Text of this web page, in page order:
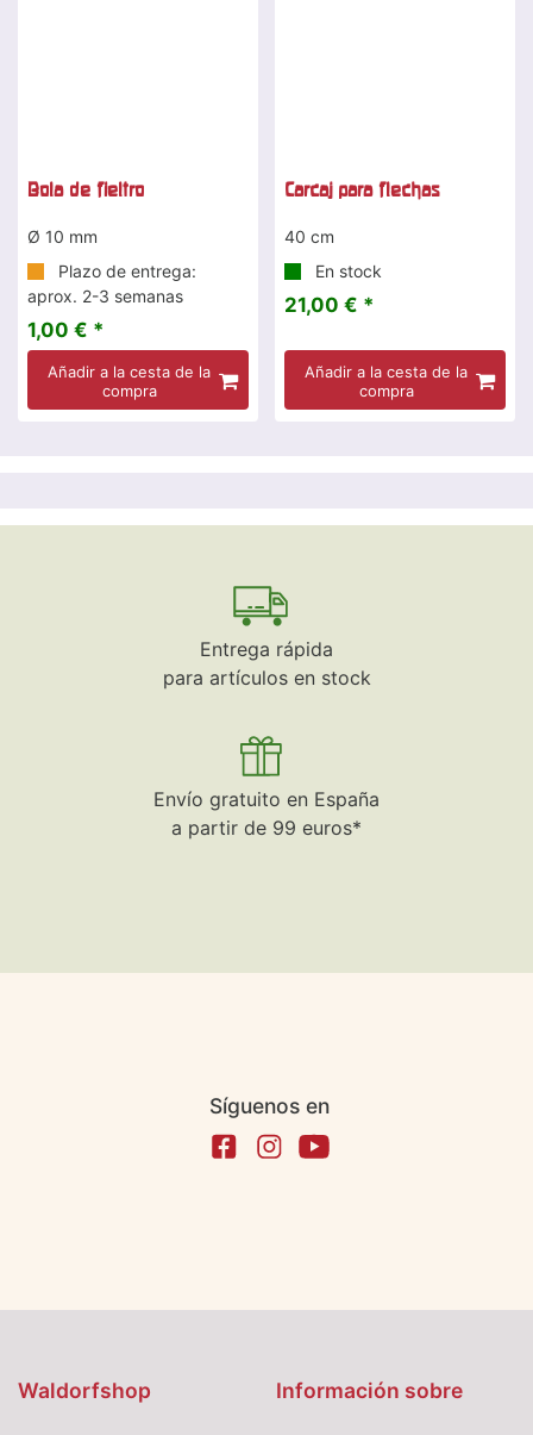
Bola de fieltro
Ø 10 mm
Plazo de entrega:
aprox. 2-3 semanas
1,00 € *
Añadir a la cesta de la
compra
Carcaj para flechas
40 cm
En stock
21,00 € *
Añadir a la cesta de la
compra
Entrega rápida
para artículos en stock
Envío gratuito en España
a partir de 99 euros*
Síguenos en
Waldorfshop Información sobre